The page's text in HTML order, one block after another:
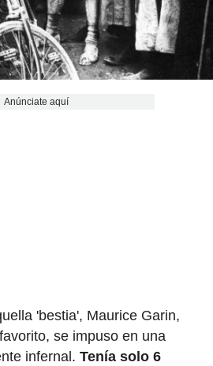
Anúnciate aquí
'bestia', Maurice Garin,
se impuso en una
infernal. Tenía solo 6